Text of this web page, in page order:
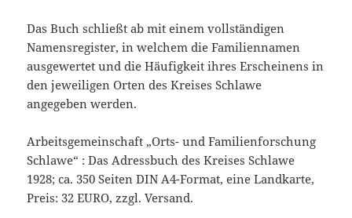
Das Buch schließt ab mit einem vollständigen
Namensregister, in welchem die Familiennamen
ausgewertet und die Häufigkeit ihres Erscheinens in
den jeweiligen Orten des Kreises Schlawe
angegeben werden.
Arbeitsgemeinschaft „Orts- und Familienforschung
Schlawe“ : Das Adressbuch des Kreises Schlawe
1928; ca. 350 Seiten DIN A4-Format, eine Landkarte,
Preis: 32 EURO, zzgl. Versand.